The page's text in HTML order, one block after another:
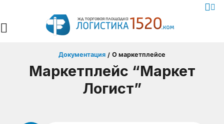
Документация / О маркетплейсе
Маркетплейс “Маркет
Логист”